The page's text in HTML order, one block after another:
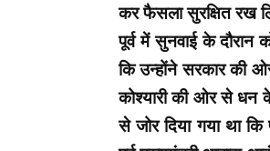
कर फैसला सुरक्षित रख
पूर्व में सुनवाई के दौरान
कि उन्होंने सरकार की
कोश्यारी की ओर से धन के
से जोर दिया गया था